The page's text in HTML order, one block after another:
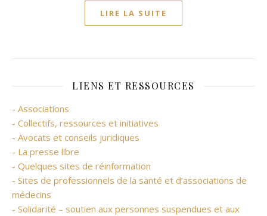
LIRE LA SUITE
LIENS ET RESSOURCES
- Associations
- Collectifs, ressources et initiatives
- Avocats et conseils juridiques
- La presse libre
- Quelques sites de réinformation
- Sites de professionnels de la santé et d’associations de
médecins
- Solidarité – soutien aux personnes suspendues et aux